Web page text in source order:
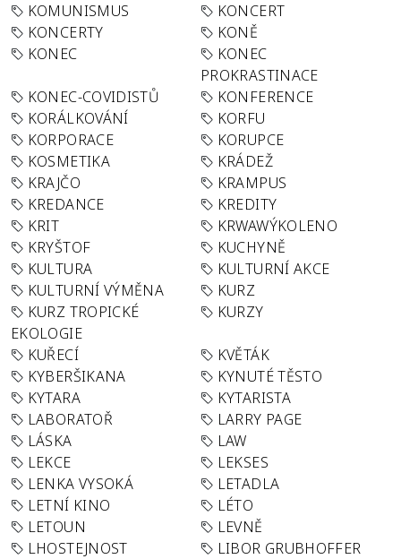
KOMUNISMUS
KONCERT
KONCERTY
KONĚ
KONEC
KONEC
PROKRASTINACE
KONEC-COVIDISTŮ
KONFERENCE
KORÁLKOVÁNÍ
KORFU
KORPORACE
KORUPCE
KOSMETIKA
KRÁDEŽ
KRAJČO
KRAMPUS
KREDANCE
KREDITY
KRIT
KRWAWÝKOLENO
KRYŠTOF
KUCHYNĚ
KULTURA
KULTURNÍ AKCE
KULTURNÍ VÝMĚNA
KURZ
KURZ TROPICKÉ
EKOLOGIE
KURZY
KUŘECÍ
KVĚTÁK
KYBERŠIKANA
KYNUTÉ TĚSTO
KYTARA
KYTARISTA
LABORATOŘ
LARRY PAGE
LÁSKA
LAW
LEKCE
LEKSES
LENKA VYSOKÁ
LETADLA
LETNÍ KINO
LÉTO
LETOUN
LEVNĚ
LHOSTEJNOST
LIBOR GRUBHOFFER